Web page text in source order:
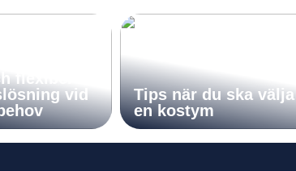
flexibel
vid
Tips när du ska välja
en kostym